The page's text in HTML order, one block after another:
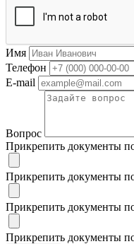
Имя
Телефон
E-mail
Вопрос
Прикрепить документы
Прикрепить документы
Прикрепить документы
Прикрепить документы